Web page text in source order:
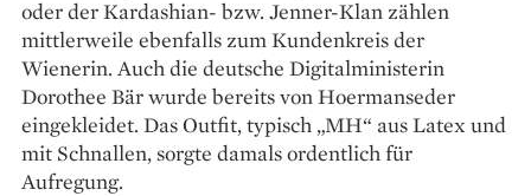
oder der Kardashian- bzw. Jenner-Klan zählen
mittlerweile ebenfalls zum Kundenkreis der
Wienerin. Auch die deutsche Digital­ministerin
Dorothee Bär wurde bereits von ­Hoermanseder
eingekleidet. Das Outfit, typisch „MH“ aus Latex und
mit Schnallen, sorgte damals ordentlich für
Aufregung.